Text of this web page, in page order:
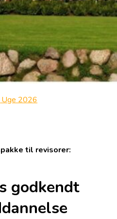
Uge 2026
til revisorer:
godkendt